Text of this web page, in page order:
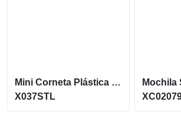
Mini Corneta Plástica Personalizada para Eventos X037STL
X037STL